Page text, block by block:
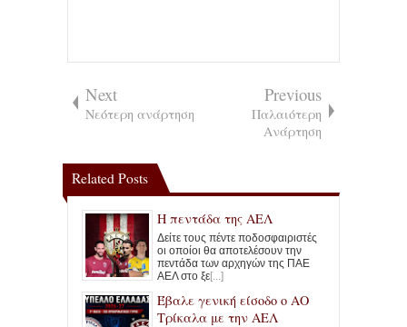
Next
Νεότερη ανάρτηση
Previous
Παλαιότερη
Ανάρτηση
Related Posts
Η πεντάδα της ΑΕΛ
Δείτε τους πέντε ποδοσφαιριστές
οι οποίοι θα αποτελέσουν την
πεντάδα των αρχηγών της ΠΑΕ
ΑΕΛ στο ξε[...]
Έβαλε γενική είσοδο ο ΑΟ
Τρίκαλα με την ΑΕΛ